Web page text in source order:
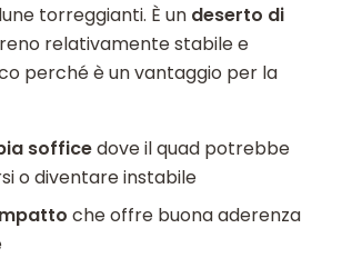
torreggianti. È un deserto di
relativamente stabile e
perché è un vantaggio per la
sofficedove il quad potrebbe
o diventare instabile
che offre buona aderenza